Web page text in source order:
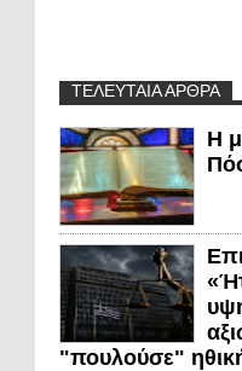
ΤΕΛΕΥΤΑΙΑ ΑΡΘΡΑ
Η
"πουλούσε"